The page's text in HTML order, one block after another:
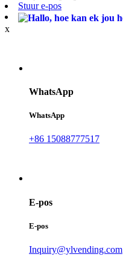
Stuur e-pos
x
WhatsApp
WhatsApp
+86 15088777517
E-pos
E-pos
Inquiry@ylvending.com